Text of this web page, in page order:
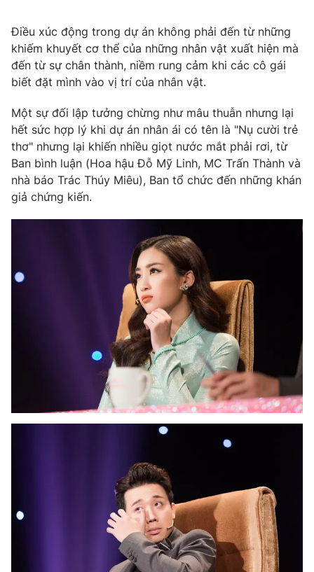
VTV Money VTV Thể thao
VTV Sức khoẻ Bất động sản
Thị trường 24h Tấm lòng Việt
VTV4 Vươn mình bằng AI
English
Đài Truyền hình Việt Nam
Giấy phép hoạt động báo in và báo điện tử số 483/GP-BTTTT
Vũ Thanh Thủy
Nguyễn Thị Mỹ Hạnh, Phạm Quốc Thắng,
024.38 355 931 - 024.38 355 932
Điều xúc động trong dự án không phải đến từ những
khiếm khuyết cơ thể của những nhân vật xuất hiện mà
đến từ sự chân thành, niềm rung cảm khi các cô gái
biết đặt mình vào vị trí của nhân vật.
Một sự đối lập tưởng chừng như mâu thuẫn nhưng lại
hết sức hợp lý khi dự án nhân ái có tên là "Nụ cười trẻ
thơ" nhưng lại khiến nhiều giọt nước mắt phải rơi, từ
Ban bình luận (Hoa hậu Đỗ Mỹ Linh, MC Trấn Thành và
nhà báo Trác Thúy Miêu), Ban tổ chức đến những khán
giả chứng kiến.